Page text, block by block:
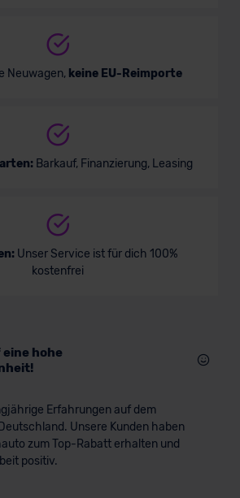
Neuwagen, keine EU-Reimporte
Barkauf, Finanzierung, Leasing
Unser Service ist für dich 100%
kostenfrei
hohe
Erfahrungen auf dem
Unsere Kunden haben
zum Top-Rabatt erhalten und
positiv.